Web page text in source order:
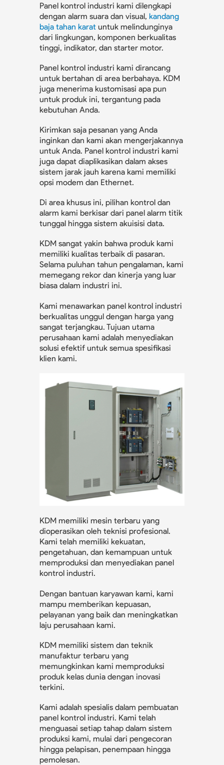
Panel kontrol industri kami dilengkapi
dengan alarm suara dan visual, kandang
baja tahan karat untuk melindunginya
dari lingkungan, komponen berkualitas
tinggi, indikator, dan starter motor.
Panel kontrol industri kami dirancang
untuk bertahan di area berbahaya. KDM
juga menerima kustomisasi apa pun
untuk produk ini, tergantung pada
kebutuhan Anda.
Kirimkan saja pesanan yang Anda
inginkan dan kami akan mengerjakannya
untuk Anda. Panel kontrol industri kami
juga dapat diaplikasikan dalam akses
sistem jarak jauh karena kami memiliki
opsi modem dan Ethernet.
Di area khusus ini, pilihan kontrol dan
alarm kami berkisar dari panel alarm titik
tunggal hingga sistem akuisisi data.
KDM sangat yakin bahwa produk kami
memiliki kualitas terbaik di pasaran.
Selama puluhan tahun pengalaman, kami
memegang rekor dan kinerja yang luar
biasa dalam industri ini.
Kami menawarkan panel kontrol industri
berkualitas unggul dengan harga yang
sangat terjangkau. Tujuan utama
perusahaan kami adalah menyediakan
solusi efektif untuk semua spesifikasi
klien kami.
KDM memiliki mesin terbaru yang
dioperasikan oleh teknisi profesional.
Kami telah memiliki kekuatan,
pengetahuan, dan kemampuan untuk
memproduksi dan menyediakan panel
kontrol industri.
Dengan bantuan karyawan kami, kami
mampu memberikan kepuasan,
pelayanan yang baik dan meningkatkan
laju perusahaan kami.
KDM memiliki sistem dan teknik
manufaktur terbaru yang
memungkinkan kami memproduksi
produk kelas dunia dengan inovasi
terkini.
Kami adalah spesialis dalam pembuatan
panel kontrol industri. Kami telah
menguasai setiap tahap dalam sistem
produksi kami, mulai dari pengecoran
hingga pelapisan, penempaan hingga
pemolesan.